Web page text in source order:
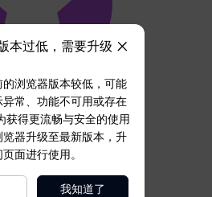
本过低，需要升级
浏览器版本较低，可能
常、功能不可用或存在
获得更流畅与安全的使用
器升级至最新版本，升
面进行使用。
我知道了